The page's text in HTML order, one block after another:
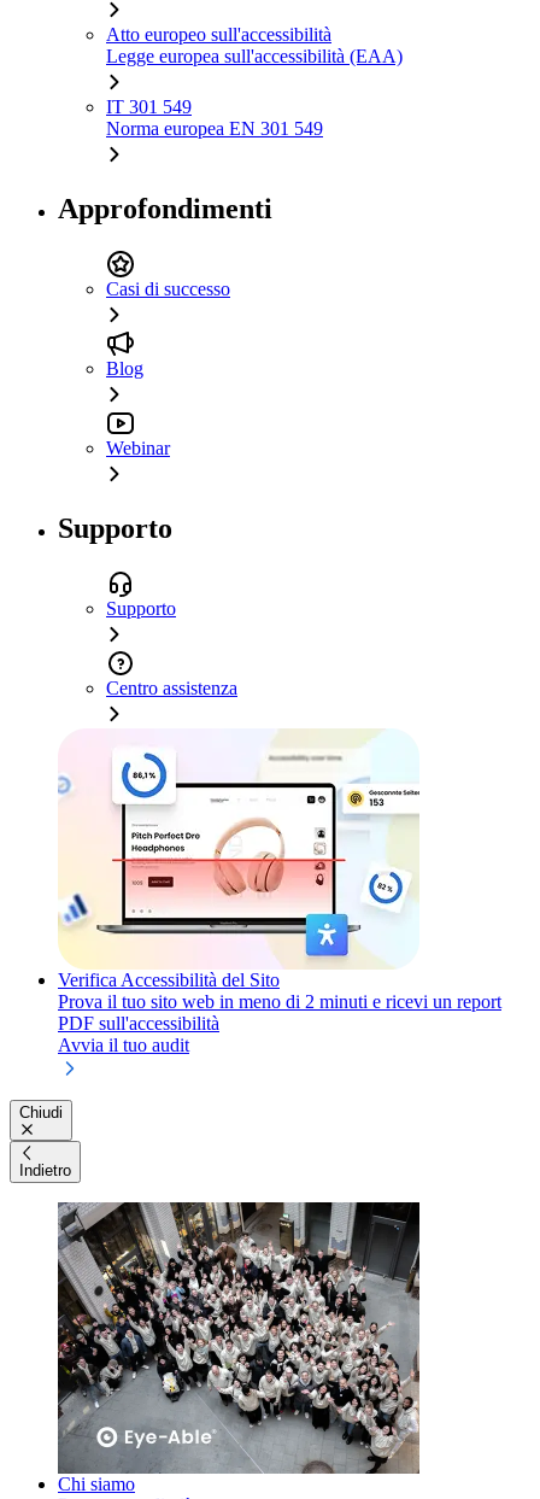
Atto europeo sull'accessibilità
Legge europea sull'accessibilità (EAA)
IT 301 549
Norma europea EN 301 549
Approfondimenti
Casi di successo
Blog
Webinar
Supporto
Supporto
Centro assistenza
Verifica Accessibilità del Sito
Prova il tuo sito web in meno di 2 minuti e ricevi un report
PDF sull'accessibilità
Avvia il tuo audit
Chiudi
Indietro
Chi siamo